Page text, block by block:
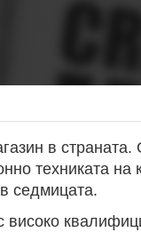
в страната.
техниката на
седмицата.